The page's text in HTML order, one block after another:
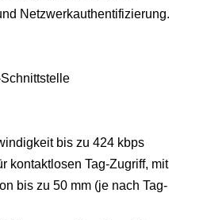
Netzwerkauthentifizierung.
bis zu 424 kbps
kontaktlosen Tag-Zugriff, mit
bis zu 50 mm (je nach Tag-